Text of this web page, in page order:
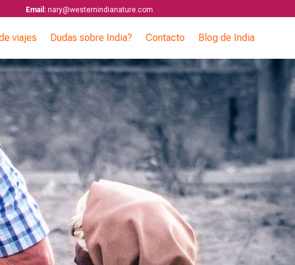
Email: nary@westernindianature.com
viajes Dudas sobre India? Contacto Blog de India